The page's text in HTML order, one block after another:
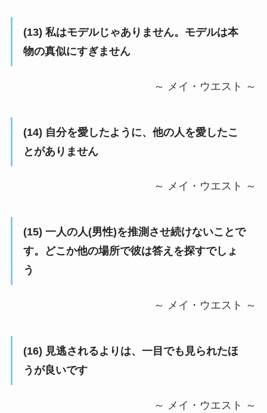
(13) 私はモデルじゃありません。モデルは本
物の真似にすぎません
～ メイ・ウエスト ～
(14) 自分を愛したように、他の人を愛したこ
とがありません
～ メイ・ウエスト ～
(15) 一人の人(男性)を推測させ続けないことで
す。どこか他の場所で彼は答えを探すでしょ
う
～ メイ・ウエスト ～
(16) 見逃されるよりは、一目でも見られたほ
うが良いです
～ メイ・ウエスト ～